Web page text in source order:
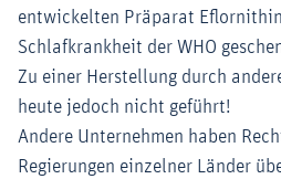
entwickelten Präparat
Schlafkrankheit der WHO
Zu einer Herstellung durch
heute jedoch nicht geführt!
Andere Unternehmen haben
Regierungen einzelner Länder